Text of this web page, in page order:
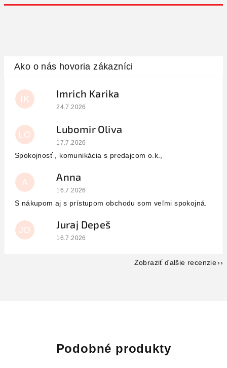
IK Imrich Karika
Hodnotenie obchodu je 5 z 5 hviezdičiek.
24.7.2026
LO Lubomir Oliva
Hodnotenie obchodu je 5 z 5 hviezdičiek.
17.7.2026
Spokojnosť , komunikácia s predajcom o.k.,
A Anna
Hodnotenie obchodu je 5 z 5 hviezdičiek.
16.7.2026
S nákupom aj s prístupom obchodu som veľmi spokojná.
JD Juraj Depeš
Hodnotenie obchodu je 5 z 5 hviezdičiek.
16.7.2026
Zobraziť ďalšie recenzie
Podobné produkty